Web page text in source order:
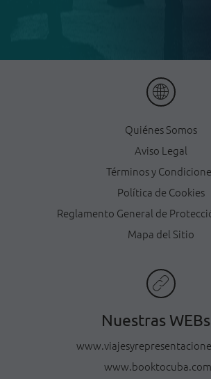
Quiénes Somos
Aviso Legal
Términos y
Política de Cookies
Reglamento General de
Mapa del Sitio
Nuestras WEBs
www.booktocuba.com